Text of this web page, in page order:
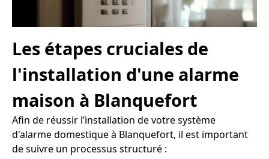
Les étapes cruciales de
l'installation d'une alarme
maison à Blanquefort
Afin de réussir l’installation de votre système
d'alarme domestique à Blanquefort, il est important
de suivre un processus structuré :